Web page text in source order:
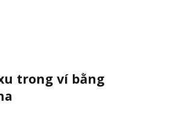
trong ví bằng